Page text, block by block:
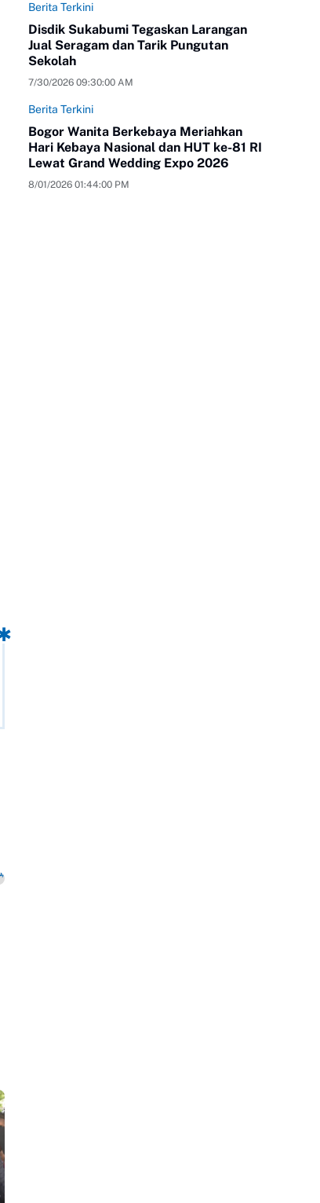
Berita Terkini
Disdik Sukabumi Tegaskan Larangan
Jual Seragam dan Tarik Pungutan
Sekolah
7/30/2026 09:30:00 AM
Berita Terkini
Bogor Wanita Berkebaya Meriahkan
Hari Kebaya Nasional dan HUT ke-81 RI
Lewat Grand Wedding Expo 2026
8/01/2026 01:44:00 PM